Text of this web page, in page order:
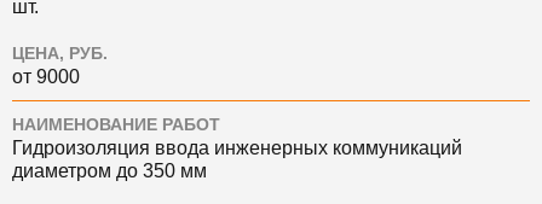
шт.
ЦЕНА, РУБ.
от 9000
НАИМЕНОВАНИЕ РАБОТ
Гидроизоляция ввода инженерных коммуникаций
диаметром до 350 мм